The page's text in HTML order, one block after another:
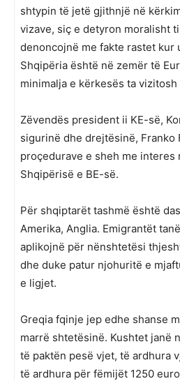
shtypin të jetë gjithnjë në
vizave, siç e detyron moralisht
denoncojnë me fakte rastet kur
Shqipëria është në zemër të
minimalja e kërkesës ta vizitosh
Zëvendës president ii KE-së,
sigurinë dhe drejtësinë, Franko
proçedurave e sheh me interes
Shqipërisë e BE-së.
Për shqiptarët tashmë është
Amerika, Anglia. Emigrantët
aplikojnë për nënshtetësi
dhe duke patur njohuritë e
e ligjet.
Greqia fqinje jep edhe shanse
marrë shtetësinë. Kushtet janë
të paktën pesë vjet, të ardhura
të ardhura për fëmijët 1250